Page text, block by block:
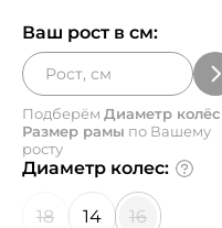
Ваш рост в см:
Подберём Диаметр колёс
Размер рамы по Вашему
росту
Диаметр колес:
18 14
16